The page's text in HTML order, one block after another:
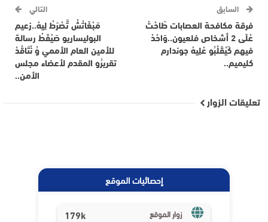
السابق
فرقة مكافحة العصابات طَاحْتْ
عْلَى 2 أشخاص فلعيون..وَاحْدْ
فيهم كَيْقَلْبُو عْلِيهْ جوندارم
كليميم..
التالي
مَبْغَاتْشْ تَّصْرَطْ لِيهْ..زعيم
البوليساريو صَيْفَطْ رسالة
للأمين العام الأممي وُ نْتَاقْدْ
تقريرُو المقدم لأعضاء مجلس
الأمن..
تعليقات الزوار
إحصائيات الموقع
زوار الموقع 179k